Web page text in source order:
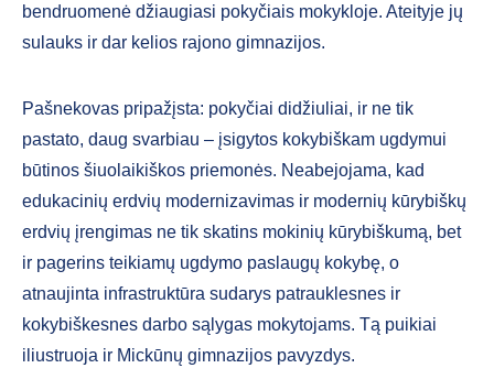
bendruomenė džiaugiasi pokyčiais mokykloje. Ateityje jų
sulauks ir dar kelios rajono gimnazijos.
Pašnekovas pripažįsta: pokyčiai didžiuliai, ir ne tik
pastato, daug svarbiau – įsigytos kokybiškam ugdymui
būtinos šiuolaikiškos priemonės. Neabejojama, kad
edukacinių erdvių modernizavimas ir modernių kūrybiškų
erdvių įrengimas ne tik skatins mokinių kūrybiškumą, bet
ir pagerins teikiamų ugdymo paslaugų kokybę, o
atnaujinta infrastruktūra sudarys patrauklesnes ir
kokybiškesnes darbo sąlygas mokytojams. Tą puikiai
iliustruoja ir Mickūnų gimnazijos pavyzdys.